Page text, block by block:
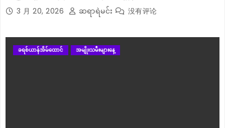
3 月 20, 2026 ဆရာရဲမင်း 没有评论
ခရစ်ယာန်အိမ်ထောင် အမျိုးသမီးများနေ့